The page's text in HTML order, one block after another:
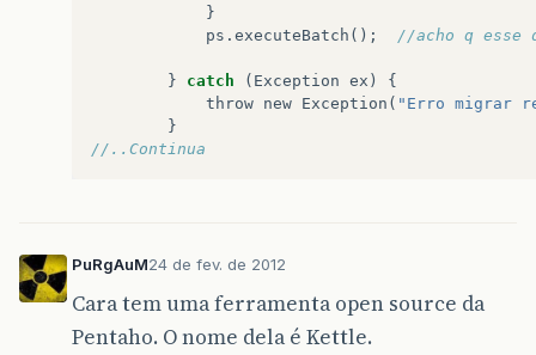
}
ps . executeBatch (); //acho q esse
} catch ( Exception ex )
{
throw new Exception ( "Erro migrar
}
//..Continua
PuRgAuM24 de fev. de 2012
Cara tem uma ferramenta open source da
Pentaho. O nome dela é Kettle.